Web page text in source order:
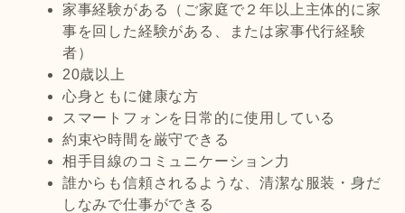
家事経験がある（ご家庭で２年以上主体的に家
事を回した経験がある、または家事代行経験
者）
20歳以上
心身ともに健康な方
スマートフォンを日常的に使用している
約束や時間を厳守できる
相手目線のコミュニケーション力
誰からも信頼されるような、清潔な服装・身だ
しなみで仕事ができる